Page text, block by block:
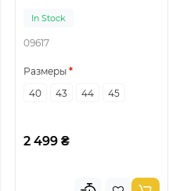
In Stock
09617
Размеры
40
43 44 45
2 499 ₴